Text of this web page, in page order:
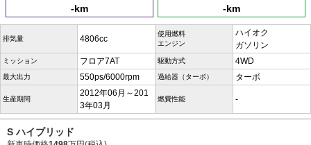
-km -km
排気量 4806cc
使用燃料
エンジン
ハイオク
ガソリン
ミッション フロア7AT 駆動方式 4WD
最大出力 550ps/6000rpm 過給器（ターボ） ターボ
生産期間
2012年06月～201
3年03月
燃費性能 -
S ハイブリッド